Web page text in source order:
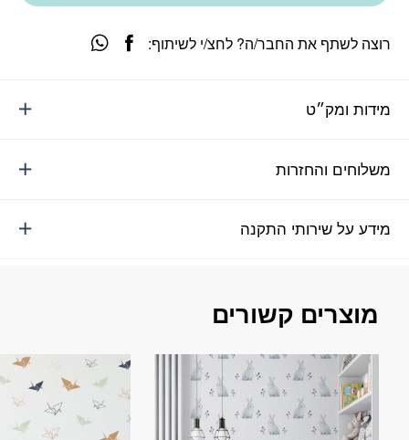
מידות ומק״ט
משלוחים והחזרות
מידע על שירותי התקנה
רוצה לשתף את החבר/ה? לחצ/י לשיתוף:
מוצרים קשורים